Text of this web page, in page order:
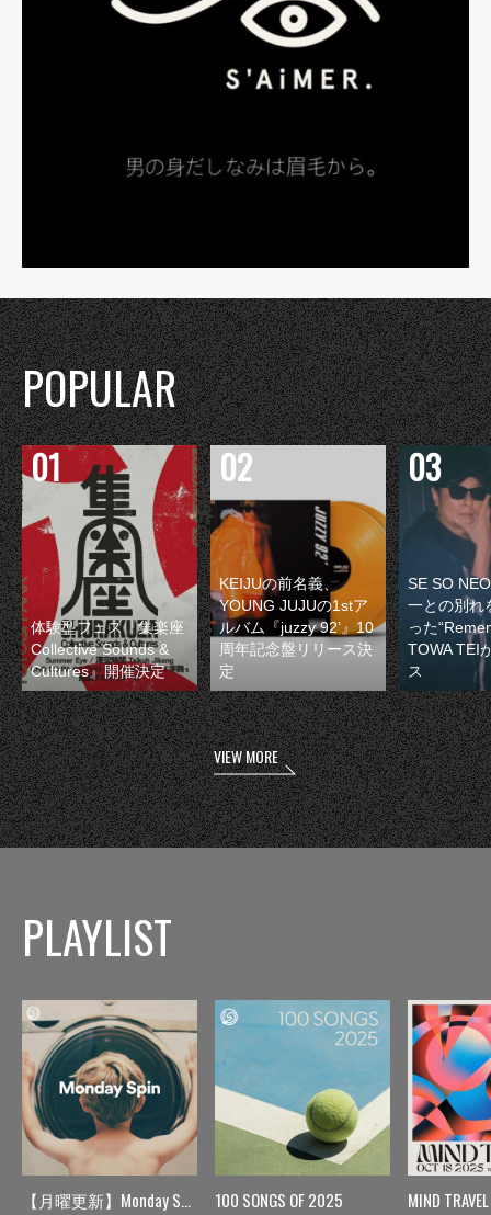
POPULAR
体験型フェス『集楽座
Collective Sounds &
Cultures』開催決定
KEIJUの前名義、
YOUNG JUJUの1stア
ルバム『juzzy 92’』10
周年記念盤リリース決
定
SE SO
一との別れ
った
TOWA TEI
ス
VIEW MORE
PLAYLIST
【月曜更新】Monday Spin 100 SONGS OF 2025 MIND TRAVEL